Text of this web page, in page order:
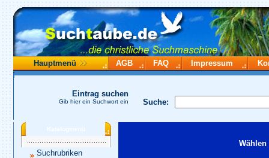
Hauptmenü AGB FAQ Impressum
Suche:
Eintrag suchen
Gib hier ein Suchwort ein
Katalogmenü
Suchrubriken